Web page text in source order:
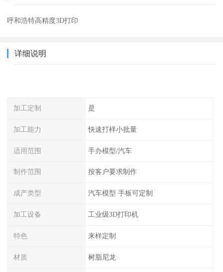
呼和浩特高精度3D打印
详细说明
加工定制 是
加工能力 快速打样小批量
适用范围 手办模型/汽车
制作范围 按客户要求制作
成产类型 汽车模型 手板可定制
加工设备 工业级3D打印机
特色 来样定制
材质 树脂尼龙